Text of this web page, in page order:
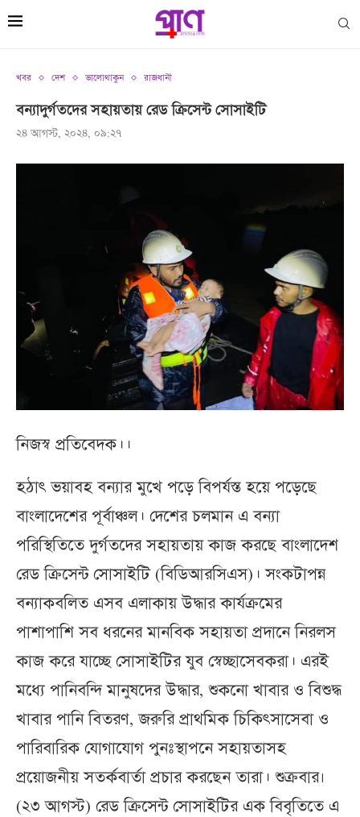
খবর দেশ ভালোথাকুন রাজধানী
বন্যাদুর্গতদের সহায়তায় রেড ক্রিসেন্ট সোসাইটি
২৪ আগস্ট, ২০২৪, ০৯:২৭
নিজস্ব প্রতিবেদক।।
হঠাৎ ভয়াবহ বন্যার মুখে পড়ে বিপর্যস্ত হয়ে পড়েছে
বাংলাদেশের পূর্বাঞ্চল। দেশের চলমান এ বন্যা
পরিস্থিতিতে দুর্গতদের সহায়তায় কাজ করছে বাংলাদেশ
রেড ক্রিসেন্ট সোসাইটি (বিডিআরসিএস)। সংকটাপন্ন
বন্যাকবলিত এসব এলাকায় উদ্ধার কার্যক্রমের
পাশাপাশি সব ধরনের মানবিক সহায়তা প্রদানে নিরলস
কাজ করে যাচ্ছে সোসাইটির যুব স্বেচ্ছাসেবকরা। এরই
মধ্যে পানিবন্দি মানুষদের উদ্ধার, শুকনো খাবার ও বিশুদ্ধ
খাবার পানি বিতরণ, জরুরি প্রাথমিক চিকিৎসাসেবা ও
পারিবারিক যোগাযোগ পুনঃস্থাপনে সহায়তাসহ
প্রয়োজনীয় সতর্কবার্তা প্রচার করছেন তারা। শুক্রবার৷
(২৩ আগস্ট) রেড ক্রিসেন্ট সোসাইটির এক বিবৃতিতে এ